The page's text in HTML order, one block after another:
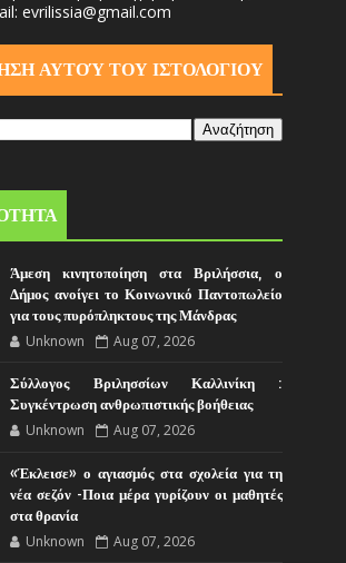
evrilissia@gmail.com
ΑΥΤΟΎ ΤΟΥ ΙΣΤΟΛΟΓΙΟΥ
Άμεση κινητοποίηση στα Βριλήσσια, ο
Δήμος ανοίγει το Κοινωνικό Παντοπωλείο
για τους πυρόπληκτους της Μάνδρας
Unknown Aug 07, 2026
Σύλλογος Βριλησσίων Καλλινίκη :
Συγκέντρωση ανθρωπιστικής βοήθειας
Unknown Aug 07, 2026
«Έκλεισε» ο αγιασμός στα σχολεία για τη
νέα σεζόν -Ποια μέρα γυρίζουν οι μαθητές
στα θρανία
Unknown Aug 07, 2026